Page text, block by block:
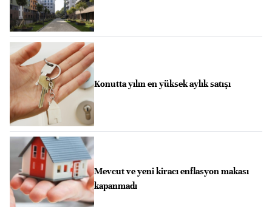
Konutta yılın en yüksek aylık satışı
Mevcut ve yeni kiracı enflasyon makası
kapanmadı